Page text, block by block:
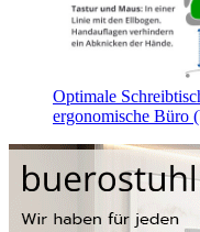
Optimale
ergonomische Büro